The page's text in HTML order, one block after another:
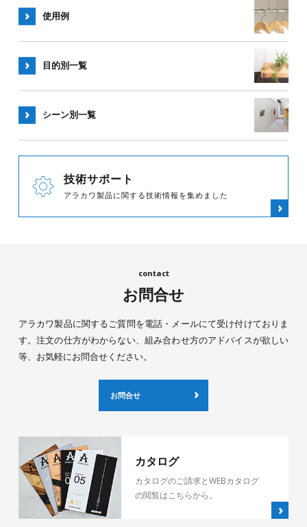
使用例
目的別一覧
シーン別一覧
技術サポート
アラカワ製品に関する技術情報を集めました
お問合せ
アラカワ製品に関するご質問を電話・メールにて受け付けておりま
す。注文の仕方がわからない、組み合わせ方のアドバイスが欲しい
等、お気軽にお問合せください。
お問合せ
カタログ
カタログのご請求とWEBカタログ
の閲覧はこちらから。